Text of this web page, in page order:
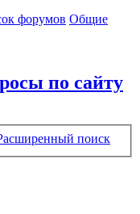
форумов Общие
по сайту
поиск